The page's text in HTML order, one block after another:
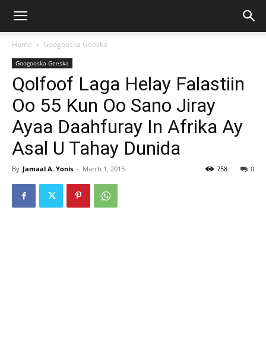
Home Googooska Geeska
Googooska Geeska
Qolfoof Laga Helay Falastiin
Oo 55 Kun Oo Sano Jiray
Ayaa Daahfuray In Afrika Ay
Asal U Tahay Dunida
By Jamaal A. Yonis - March 1, 2015 0
758